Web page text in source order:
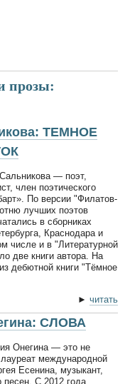
прозы:
ТЕМНОЕ
— поэт,
член поэтического
По версии "Филатов-
лучших поэтов
в сборниках
Краснодара и
числе и в "Литературной
две книги автора. На
дебютной книги "Тёмное
► читать
СЛОВА
Онегина — это не
международной
Есенина, музыкант,
песен. С 2012 года